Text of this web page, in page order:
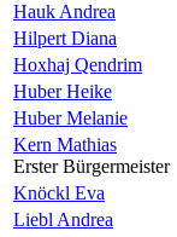
Hauk Andrea
Hilpert Diana
Hoxhaj Qendrim
Huber Heike
Huber Melanie
Kern Mathias
Erster Bürgermeister
Knöckl Eva
Liebl Andrea